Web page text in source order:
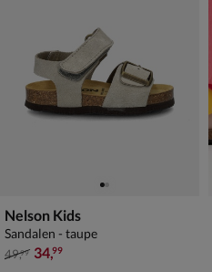
Nelson Kids
Sandalen - taupe
van € 49,99 voor € 34,99
49,99 34,99